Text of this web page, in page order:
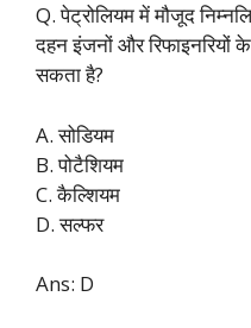
Q. पेट्रोलियम में मौजूद
दहन इंजनों और रिफाइनरियों
सकता है?
A. सोडियम
B. पोटैशियम
C. कैल्शियम
D. सल्फर
Ans: D